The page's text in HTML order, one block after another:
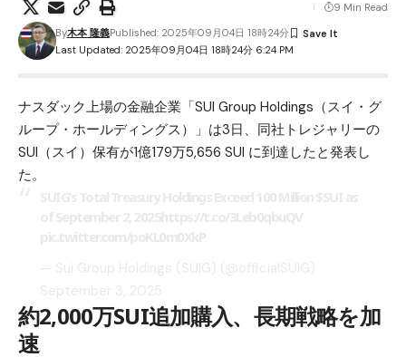
Last Updated: 2025年09月04日 18時24分 6:24 PM
By木本 隆義Published: 2025年09月04日 18時24分
9 Min Read
ナスダック上場の金融企業「SUI Group Holdings（スイ・グ
ループ・ホールディングス）」は3日、同社トレジャリーの
SUI（スイ） 保有が1億179万5,656 SUI に到達したと発表し
た。
約2,000万SUI追加購入、長期戦略を加
速